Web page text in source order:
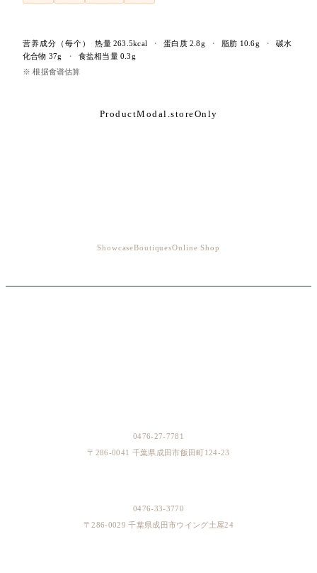
营养成分 （每个） 热量 263.5kcal ・ 蛋白质 2.8g ・ 脂肪 10.6g ・
碳水
化合物 37g ・ 食盐相当量 0.3g
※ 根据食谱估算
ProductModal.storeOnly
ShowcaseBoutiquesOnline Shop
0476-27-7781
〒286-0041 千葉県成田市飯田町124-23
0476-33-3770
〒286-0029 千葉県成田市ウイング土屋24